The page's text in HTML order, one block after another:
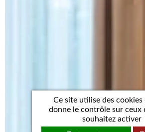
Ce site utilise des cookies
donne le contrôle sur ceux
souhaitez activer